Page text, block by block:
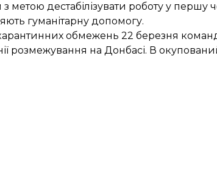
метою дестабілізувати роботу у першу
гуманітарну допомогу.
обмежень 22 березня
розмежування на Донбасі. В